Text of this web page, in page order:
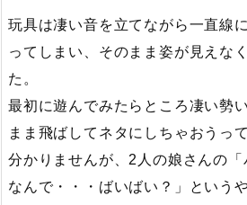
玩具は凄い音を立てながら一直線
ってしまい、そのまま姿が見えな
た。
最初に遊んでみたらところ凄い勢
まま飛ばしてネタにしちゃおうっ
分かりませんが、2人の娘さんの「
なんで・・・ばいばい？」という